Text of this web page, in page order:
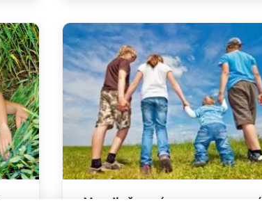
V rodině není pouze nemocné